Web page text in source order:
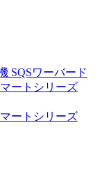
SQSワーバード
ートシリーズ
ートシリーズ